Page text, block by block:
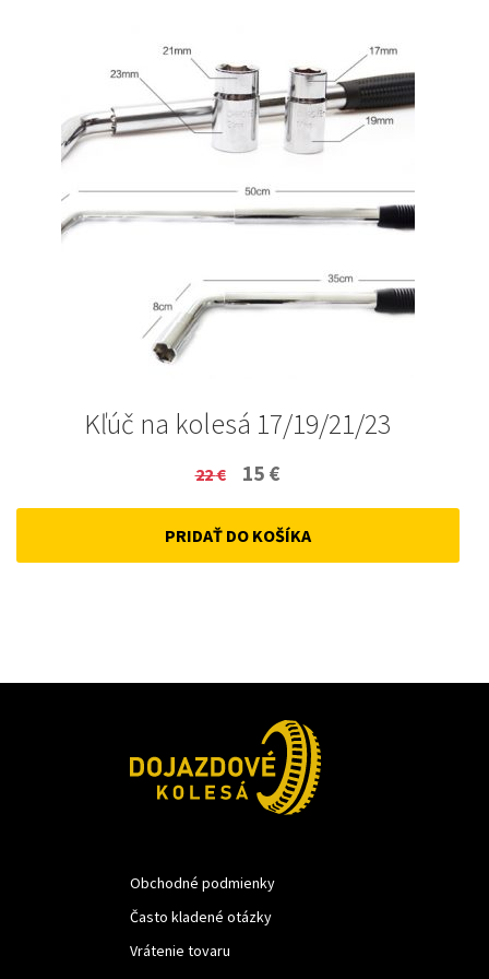
Kľúč na kolesá 17/19/21/23
22€
Original
price
was:
15 €
price
is:
PRIDAŤ DO KOŠÍKA
Obchodné podmienky
Často kladené otázky
Vrátenie tovaru